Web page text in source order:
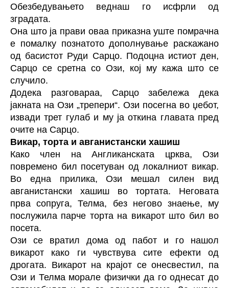
Обезбедувањето веднаш го исфрли од
зградата.
Она што ја прави оваа приказна уште помрачна
е помалку познатото дополнување раскажано
од басистот Руди Сарцо. Подоцна истиот ден,
Сарцо се сретна со Ози, кој му кажа што се
случило.
Додека разговараа, Сарцо забележа дека
јакната на Ози „трепери“. Ози посегна во џебот,
извади трет гулаб и му ја откина главата пред
очите на Сарцо.
Викар, торта и авганистански хашиш
Како член на Англиканската црква, Ози
повремено бил посетуван од локалниот викар.
Во една прилика, Ози мешал силен вид
авганистански хашиш во тортата. Неговата
прва сопруга, Телма, без негово знаење, му
послужила парче торта на викарот што бил во
посета.
Ози се вратил дома од пабот и го нашол
викарот како ги чувствува сите ефекти од
дрогата. Викарот на крајот се онесвестил, па
Ози и Телма морале физички да го однесат до